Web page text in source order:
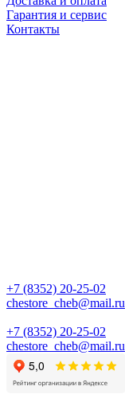
Гарантия и сервис
Контакты
+7 (8352) 20-25-02
chestore_cheb@mail.ru
+7 (8352) 20-25-02
chestore_cheb@mail.ru